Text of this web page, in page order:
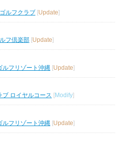
ルフクラブ [Update]
フ倶楽部 Update
ルフリゾート沖縄 [Update]
ブ ロイヤルコース [Modify]
ルフリゾート沖縄 [Update]